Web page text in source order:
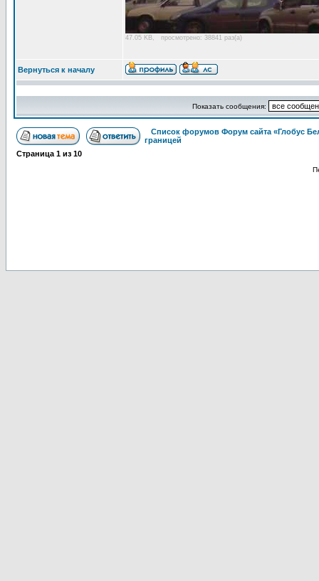
47.05 KB, просмотрено: 38841 раз(а)
Вернуться к началу
Показать сообщения:
Список форумов Форум сайта «Глобус
границей
Страница 1 из 10